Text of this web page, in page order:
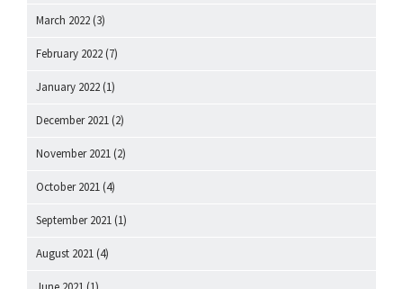
March 2022 (3)
February 2022 (7)
January 2022 (1)
December 2021 (2)
November 2021 (2)
October 2021 (4)
September 2021 (1)
August 2021 (4)